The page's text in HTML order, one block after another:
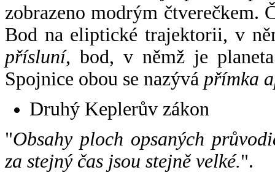
zobrazeno modrým čtverečkem.
Bod na eliptické trajektorii, v
přísluní, bod, v němž je
Spojnice obou se nazývá přímka
Druhý Keplerův zákon
"Obsahy ploch opsaných
za stejný čas jsou stejně velké.".